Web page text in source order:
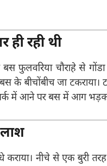
रही थी
बस फुलवरिया चौराहे से
के बीचोंबीच जा
संपर्क में आने पर बस में आग
नीचे से एक बुरी